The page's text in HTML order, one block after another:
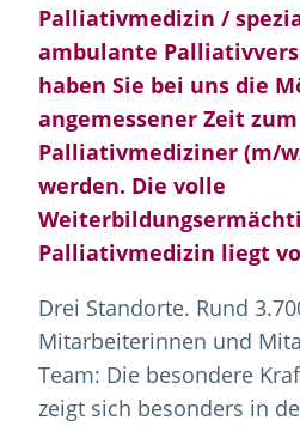
Palliativmedizin /
ambulante
haben Sie bei uns die
angemessener Zeit zum
Palliativmediziner (m/
werden. Die volle
Palliativmedizin liegt
Drei Standorte. Rund
Mitarbeiterinnen und
Team: Die besondere
zeigt sich besonders in